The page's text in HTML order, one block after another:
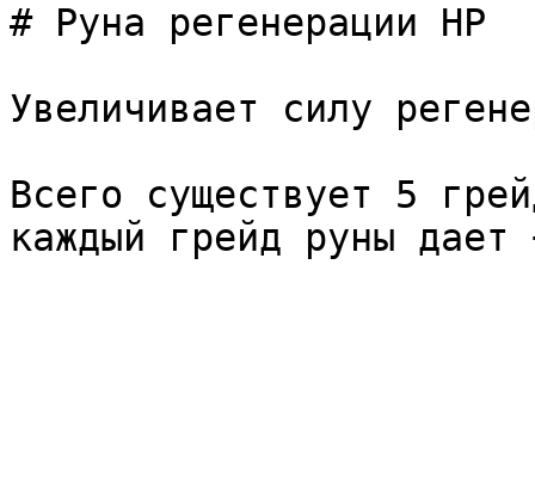
# Руна регенерации HP
Увеличивает силу
Всего существует 5